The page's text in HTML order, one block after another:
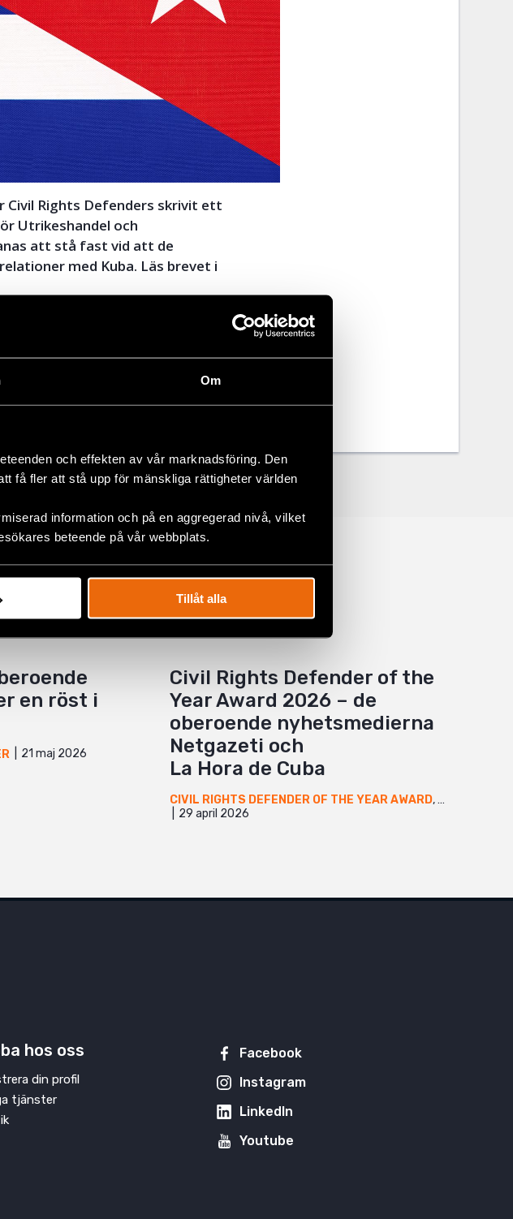
Om
och effekten av vår marknadsföring. Den
få fler att stå upp för mänskliga rättigheter världen
information och på en aggregerad nivå, vilket
beteende på vår webbplats.
Tillåt alla
Civil Rights Defenders skrivit ett
Utrikeshandel och
att stå fast vid att de
med Kuba. Läs brevet i
en röst i
21 maj 2026
Civil Rights Defender of the
Year Award 2026 – de
oberoende nyhetsmedierna
Netgazeti och
La Hora de Cuba
CIVIL RIGHTS DEFENDER OF THE YEAR AWARD,GEORGIEN
29 april 2026
hos oss
din profil
tjänster
Facebook
Instagram
LinkedIn
Youtube